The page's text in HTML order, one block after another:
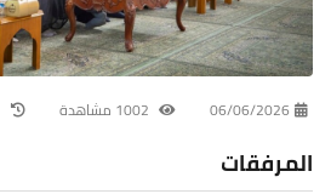
06/06/2026
المرفقات